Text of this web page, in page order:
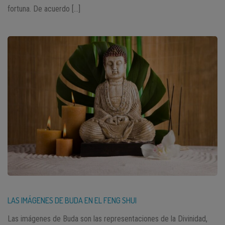
fortuna. De acuerdo […]
LAS IMÁGENES DE BUDA EN EL FENG SHUI
Las imágenes de Buda son las representaciones de la Divinidad,